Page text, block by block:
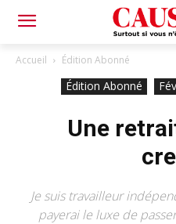
Accueil Édition Abonné
Édition Abonné
Une
Je suis travailleur
payerai le luxe de